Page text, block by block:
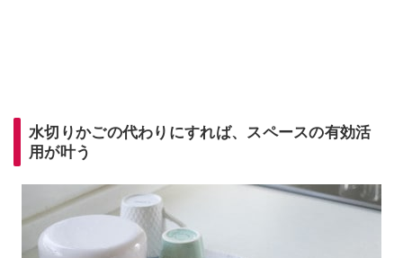
水切りかごの代わりにすれば、スペースの有効活
用が叶う